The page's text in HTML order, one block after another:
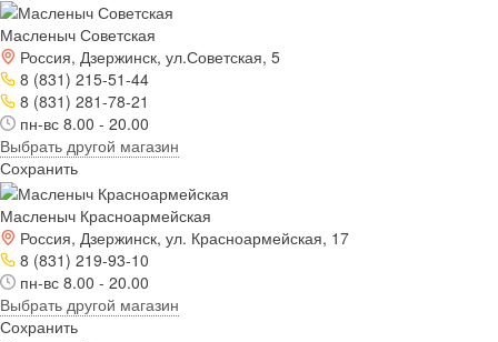
Масленыч Советская
Россия, Дзержинск, ул.Советская, 5
8 (831) 215-51-44
8 (831) 281-78-21
пн-вс 8.00 - 20.00
Выбрать другой магазин
Сохранить
Масленыч Красноармейская
Россия, Дзержинск, ул. Красноармейская, 17
8 (831) 219-93-10
пн-вс 8.00 - 20.00
Выбрать другой магазин
Сохранить